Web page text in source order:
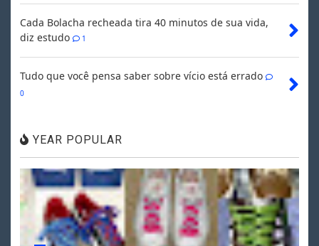
Cada Bolacha recheada tira 40 minutos de sua vida,
diz estudo
1
Tudo que você pensa saber sobre vício está errado
0
YEAR POPULAR